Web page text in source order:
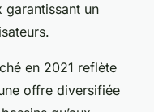
garantissant un
en 2021 reflète
offre diversifiée